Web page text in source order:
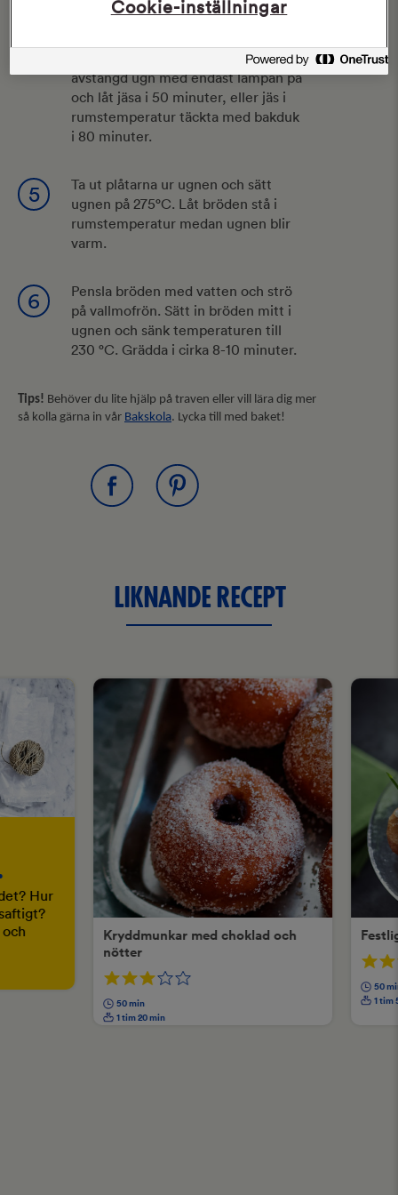
bord och dela i 35 bitar. Fördela
bakplåtspapper. Ställ plåtarna i en
avstängd ugn med endast lampan på
och låt jäsa i 50 minuter, eller jäs i
rumstemperatur täckta med bakduk
i 80 minuter.
5
Ta ut plåtarna ur ugnen och sätt
ugnen på 275°C. Låt bröden stå i
rumstemperatur medan ugnen blir
varm.
6
Pensla bröden med vatten och strö
på vallmofrön. Sätt in bröden mitt i
ugnen och sänk temperaturen till
230 °C. Grädda i cirka 8-10 minuter.
Tips! Behöver du lite hjälp på traven eller vill lära dig mer
så kolla gärna in vår Bakskola. Lycka till med baket!
LIKNANDE RECEPT
Hur
Kryddmunkar med choklad och
nötter
50 min
1 tim 20 min
50
1 tim
Cookie-inställningar